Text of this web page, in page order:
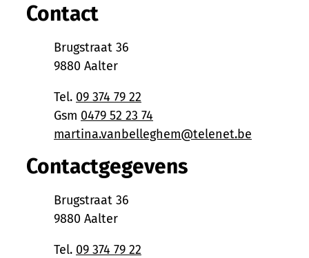
Contact
AdresBrugstraat 36
,9880 Aalter
09 374 79 22
0479 52 23 74
E-mailmartina.vanbelleghem@telenet.be
Contactgegevens
AdresBrugstraat 36
,9880 Aalter
09 374 79 22